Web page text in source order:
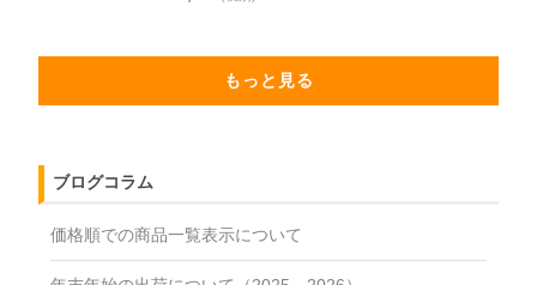
もっと見る
ブログコラム
価格順での商品一覧表示について